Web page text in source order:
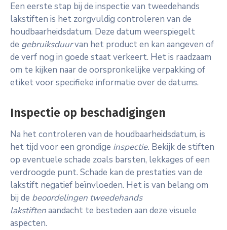
Een eerste stap bij de inspectie van tweedehands
lakstiften is het zorgvuldig controleren van de
houdbaarheidsdatum. Deze datum weerspiegelt
de gebruiksduurvan het product en kan aangeven of
de verf nog in goede staat verkeert. Het is raadzaam
om te kijken naar de oorspronkelijke verpakking of
etiket voor specifieke informatie over de datums.
Inspectie op beschadigingen
Na het controleren van de houdbaarheidsdatum, is
het tijd voor een grondige inspectie. Bekijk de stiften
op eventuele schade zoals barsten, lekkages of een
verdroogde punt. Schade kan de prestaties van de
lakstift negatief beïnvloeden. Het is van belang om
bij de beoordelingen tweedehands
lakstiftenaandacht te besteden aan deze visuele
aspecten.